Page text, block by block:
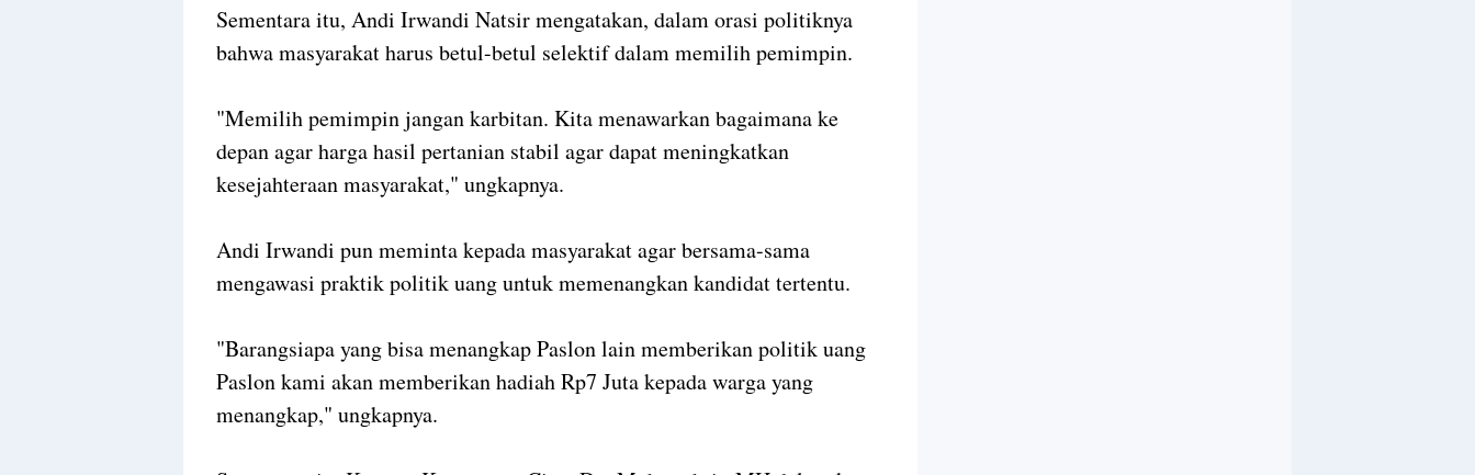
Sementara itu, Andi Irwandi Natsir mengatakan, dalam orasi politiknya
bahwa masyarakat harus betul-betul selektif dalam memilih pemimpin.
"Memilih pemimpin jangan karbitan. Kita menawarkan bagaimana ke
depan agar harga hasil pertanian stabil agar dapat meningkatkan
kesejahteraan masyarakat," ungkapnya.
Andi Irwandi pun meminta kepada masyarakat agar bersama-sama
mengawasi praktik politik uang untuk memenangkan kandidat tertentu.
"Barangsiapa yang bisa menangkap Paslon lain memberikan politik uang
Paslon kami akan memberikan hadiah Rp7 Juta kepada warga yang
menangkap," ungkapnya.